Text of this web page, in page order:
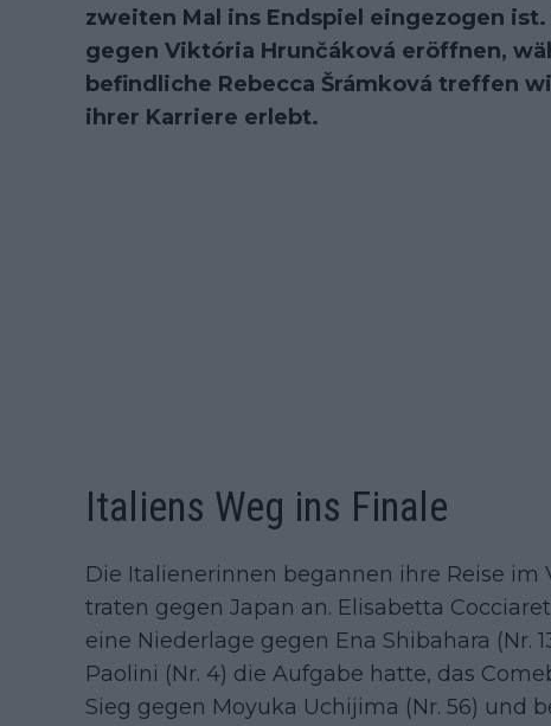
zweiten Mal ins Endspiel eingezogen
gegen Viktória Hrunčáková eröffnen,
befindliche Rebecca Šrámková treffen
ihrer Karriere erlebt.
Italiens Weg ins Finale
Die Italienerinnen begannen ihre Reise
traten gegen Japan an. Elisabetta
eine Niederlage gegen Ena Shibahara (Nr.
Paolini (Nr. 4) die Aufgabe hatte, das
Sieg gegen Moyuka Uchijima (Nr. 56) und